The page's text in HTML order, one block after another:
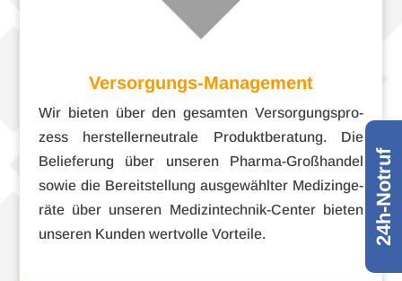
Versorgungs-Management
Wir bie­ten über den gesam­ten Ver­sor­gungs­pro­
zess her­stel­ler­neu­trale Pro­dukt­be­ra­tung. Die
Belie­fe­rung über unse­ren Pharma-Großhandel
sowie die Bereit­stel­lung aus­ge­wähl­ter Medi­zin­ge­
räte über unse­ren Medizintechnik-Center bie­ten
unse­ren Kun­den wert­volle Vorteile.
24h-Notruf